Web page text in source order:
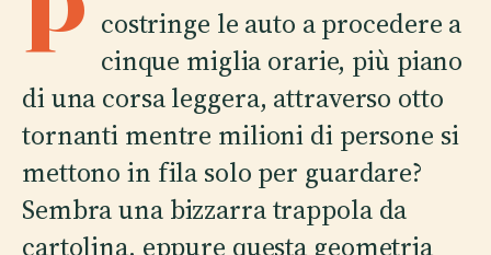
costringe le auto a procedere a
cinque miglia orarie, più piano
di una corsa leggera, attraverso otto
tornanti mentre milioni di persone si
mettono in fila solo per guardare?
Sembra una bizzarra trappola da
cartolina, eppure questa geometria